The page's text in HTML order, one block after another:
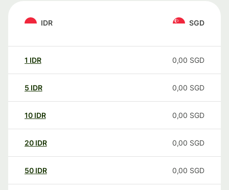
IDR SGD
1 IDR 0,00 SGD
5 IDR 0,00 SGD
10 IDR 0,00 SGD
20 IDR 0,00 SGD
50 IDR 0,00 SGD